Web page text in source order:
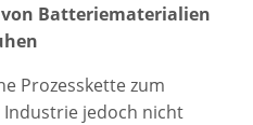
Batteriematerialien
Prozesskette zum
Industrie jedoch nicht